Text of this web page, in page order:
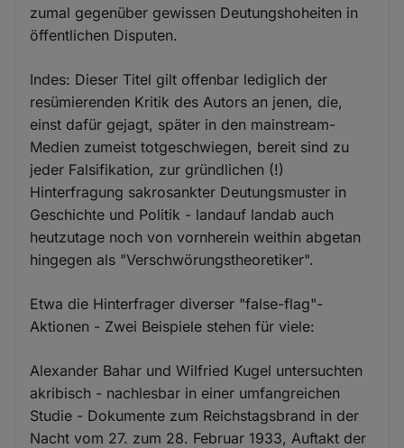
zumal gegenüber gewissen Deutungshoheiten in
öffentlichen Disputen.
Indes: Dieser Titel gilt offenbar lediglich der
resümierenden Kritik des Autors an jenen, die,
einst dafür gejagt, später in den mainstream-
Medien zumeist totgeschwiegen, bereit sind zu
jeder Falsifikation, zur gründlichen (!)
Hinterfragung sakrosankter Deutungsmuster in
Geschichte und Politik - landauf landab auch
heutzutage noch von vornherein weithin abgetan
hingegen als "Verschwörungstheoretiker".
Etwa die Hinterfrager diverser "false-flag"-
Aktionen - Zwei Beispiele stehen für viele:
Alexander Bahar und Wilfried Kugel untersuchten
akribisch - nachlesbar in einer umfangreichen
Studie - Dokumente zum Reichstagsbrand in der
Nacht vom 27. zum 28. Februar 1933, Auftakt der